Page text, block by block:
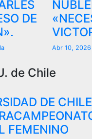
DE
Abr 10, 2026
de Chile
DE
FEMENINO